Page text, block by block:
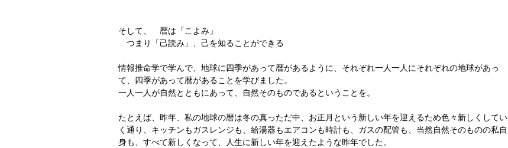
そして、　暦は「こよみ」
つまり「己読み」、己を知ることができる
情報推命学で学んで、地球に四季があって暦があるように、それぞれ一人一人にそれぞれの地球があっ
て、四季があって暦があることを学びました。
一人一人が自然とともにあって、自然そのものであるということを。
たとえば、昨年、私の地球の暦は冬の真っただ中、お正月という新しい年を迎えるため色々新しくしてい
く通り、キッチンもガスレンジも、給湯器もエアコンも時計も、ガスの配管も、当然自然そのものの私自
身も、すべて新しくなって、人生に新しい年を迎えたような昨年でした。